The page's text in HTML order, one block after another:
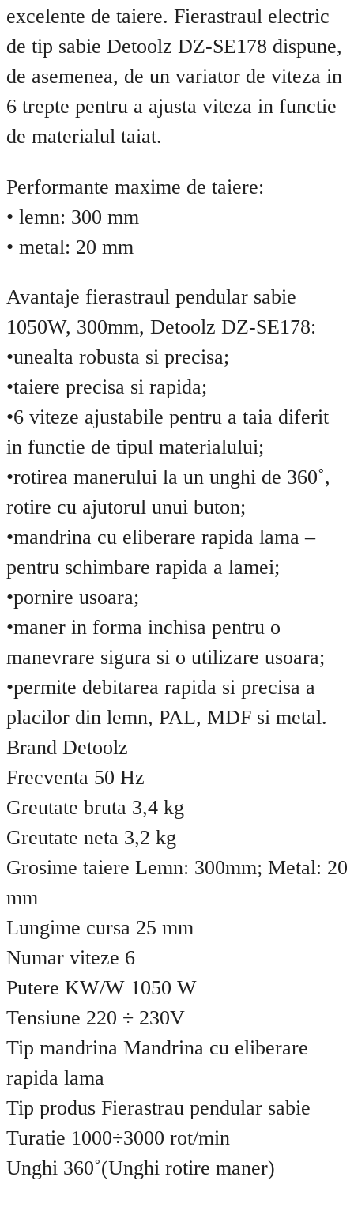
excelente de taiere. Fierastraul electric
de tip sabie Detoolz DZ-SE178 dispune,
de asemenea, de un variator de viteza in
6 trepte pentru a ajusta viteza in functie
de materialul taiat.
Performante maxime de taiere:
• lemn: 300 mm
• metal: 20 mm
Avantaje fierastraul pendular sabie
1050W, 300mm, Detoolz DZ-SE178:
•unealta robusta si precisa;
•taiere precisa si rapida;
•6 viteze ajustabile pentru a taia diferit
in functie de tipul materialului;
•rotirea manerului la un unghi de 360˚,
rotire cu ajutorul unui buton;
•mandrina cu eliberare rapida lama –
pentru schimbare rapida a lamei;
•pornire usoara;
•maner in forma inchisa pentru o
manevrare sigura si o utilizare usoara;
•permite debitarea rapida si precisa a
placilor din lemn, PAL, MDF si metal.
Brand Detoolz
Frecventa 50 Hz
Greutate bruta 3,4 kg
Greutate neta 3,2 kg
Grosime taiere Lemn: 300mm; Metal: 20
mm
Lungime cursa 25 mm
Numar viteze 6
Putere KW/W 1050 W
Tensiune 220 ÷ 230V
Tip mandrina Mandrina cu eliberare
rapida lama
Tip produs Fierastrau pendular sabie
Turatie 1000÷3000 rot/min
Unghi 360˚(Unghi rotire maner)